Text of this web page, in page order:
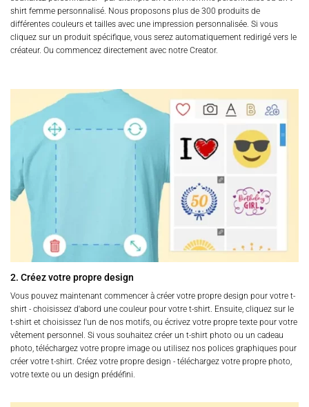
shirt femme personnalisé. Nous proposons plus de 300 produits de
différentes couleurs et tailles avec une impression personnalisée. Si vous
cliquez sur un produit spécifique, vous serez automatiquement redirigé vers le
créateur. Ou commencez directement avec notre Creator.
2. Créez votre propre design
Vous pouvez maintenant commencer à créer votre propre design pour votre t-
shirt - choisissez d'abord une couleur pour votre t-shirt. Ensuite, cliquez sur le
t-shirt et choisissez l'un de nos motifs, ou écrivez votre propre texte pour votre
vêtement personnel. Si vous souhaitez créer un t-shirt photo ou un cadeau
photo, téléchargez votre propre image ou utilisez nos polices graphiques pour
créer votre t-shirt. Créez votre propre design - téléchargez votre propre photo,
votre texte ou un design prédéfini.